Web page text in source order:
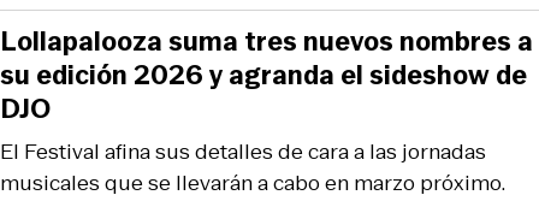
El Festival afina sus detalles de cara a las jornadas
musicales que se llevarán a cabo en marzo próximo.
Lollapalooza suma tres nuevos nombres a
su edición 2026 y agranda el sideshow de
DJO